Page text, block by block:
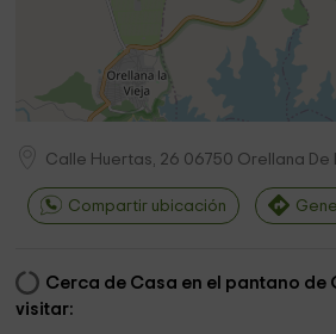
Calle Huertas, 26 06750 Orellana De
Compartir ubicación
Cerca de Casa en el pantano de
visitar: